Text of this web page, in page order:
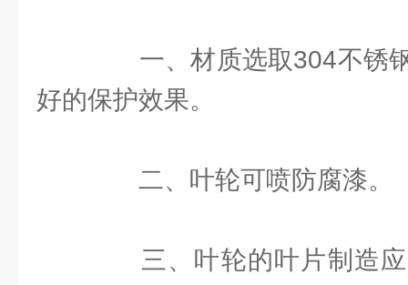
一、材质选取304不锈
好的保护效果。
二、叶轮可喷防腐漆。
三、叶轮的叶片制造应